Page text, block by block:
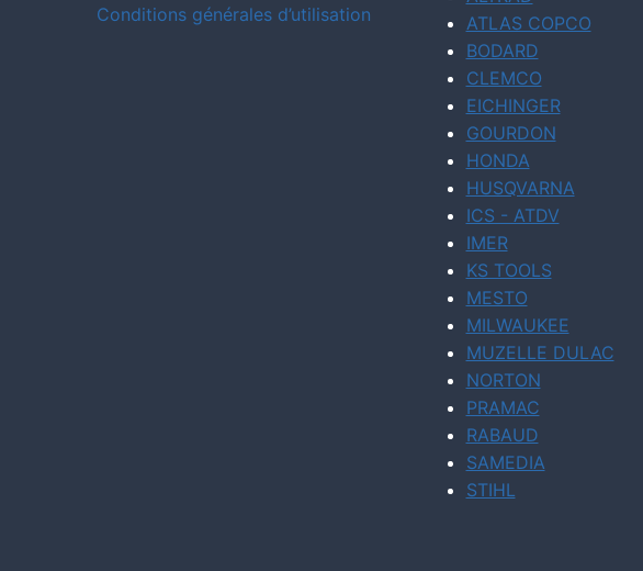
Conditions générales d’utilisation
ATLAS COPCO
BODARD
CLEMCO
EICHINGER
GOURDON
HONDA
HUSQVARNA
ICS - ATDV
IMER
KS TOOLS
MESTO
MILWAUKEE
MUZELLE DULAC
NORTON
PRAMAC
RABAUD
SAMEDIA
STIHL